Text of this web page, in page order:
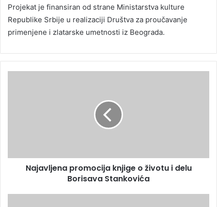
Projekat je finansiran od strane Ministarstva kulture
Republike Srbije u realizaciji Društva za proučavanje
primenjene i zlatarske umetnosti iz Beograda.
Najavljena promocija knjige o životu i delu
Borisava Stankovića